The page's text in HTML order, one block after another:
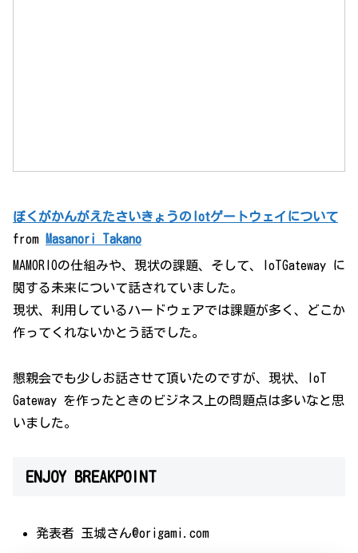
ぼくがかんがえたさいきょうのIotゲートウェイについて
from
Masanori Takano
MAMORIOの仕組みや、現状の課題、そして、IoTGateway に
関する未来について話されていました。
現状、利用しているハードウェアでは課題が多く、どこか
作ってくれないかとう話でした。
懇親会でも少しお話させて頂いたのですが、現状、IoT
Gateway を作ったときのビジネス上の問題点は多いなと思
いました。
ENJOY BREAKPOINT
発表者 玉城さん@origami.com